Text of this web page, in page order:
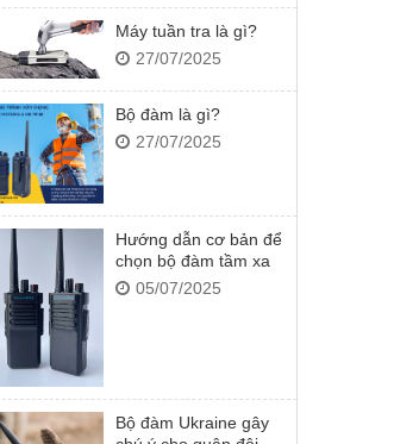
Máy tuần tra là gì?
27/07/2025
Bộ đàm là gì?
27/07/2025
Hướng dẫn cơ bản để
chọn bộ đàm tầm xa
05/07/2025
Bộ đàm Ukraine gây